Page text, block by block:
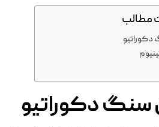
مطالب
دکوراتیو